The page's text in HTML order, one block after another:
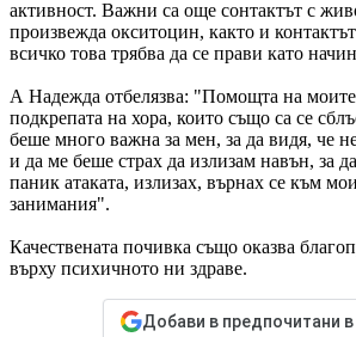
активност. Важни са още сонтактът с
произвежда окситоцин, както и
всичко това трябва да се прави като
А Надежда отбелязва: "Помощта на моите
подкрепата на хора, които също са се
беше много важна за мен, за да видя, че
и да ме беше страх да излизам навън, за
паник атаката, излизах, върнах се към
занимания".
Качествената почивка също оказва
върху психичното ни здраве.
Добави в предпочитани